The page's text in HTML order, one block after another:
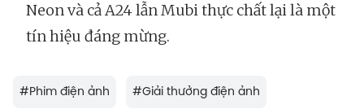
Neon và cả A24 lẫn Mubi thực chất lại là một
tín hiệu đáng mừng.
#Phim điện ảnh #Giải thưởng điện ảnh